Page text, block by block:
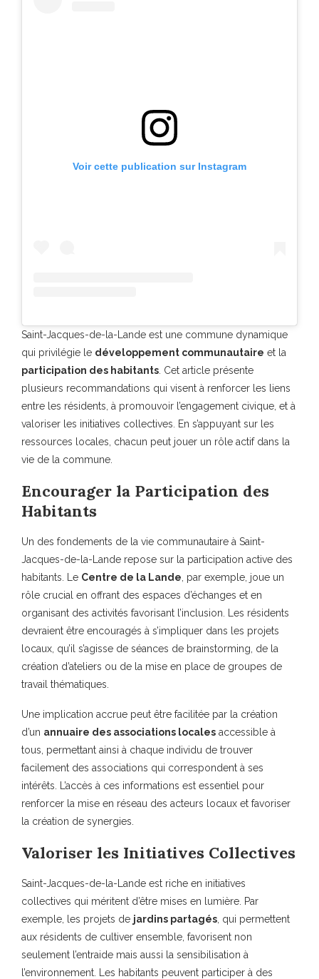
Voir cette publication sur Instagram
Saint-Jacques-de-la-Lande est une commune dynamique
qui privilégie le développement communautaire et la
participation des habitants . Cet article présente
plusieurs recommandations qui visent à renforcer les liens
entre les résidents, à promouvoir l’engagement civique, et à
valoriser les initiatives collectives. En s’appuyant sur les
ressources locales, chacun peut jouer un rôle actif dans la
vie de la commune.
Encourager la Participation des
Habitants
Un des fondements de la vie communautaire à Saint-
Jacques-de-la-Lande repose sur la participation active des
habitants. Le Centre de la Lande , par exemple, joue un
rôle crucial en offrant des espaces d’échanges et en
organisant des activités favorisant l’inclusion. Les résidents
devraient être encouragés à s’impliquer dans les projets
locaux, qu’il s’agisse de séances de brainstorming, de la
création d’ateliers ou de la mise en place de groupes de
travail thématiques.
Une implication accrue peut être facilitée par la création
d’un annuaire des associations locales accessible à
tous, permettant ainsi à chaque individu de trouver
facilement des associations qui correspondent à ses
intérêts. L’accès à ces informations est essentiel pour
renforcer la mise en réseau des acteurs locaux et favoriser
la création de synergies.
Valoriser les Initiatives Collectives
Saint-Jacques-de-la-Lande est riche en initiatives
collectives qui méritent d’être mises en lumière. Par
exemple, les projets de jardins partagés , qui permettent
aux résidents de cultiver ensemble, favorisent non
seulement l’entraide mais aussi la sensibilisation à
l’environnement. Les habitants peuvent participer à des